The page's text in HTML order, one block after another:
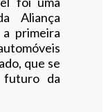
Aliança
primeira
que se
futuro da